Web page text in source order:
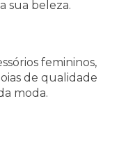
sua beleza.
femininos,
de qualidade
moda.